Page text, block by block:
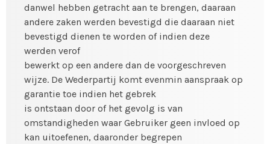
danwel hebben getracht aan te brengen, daaraan
andere zaken werden bevestigd die daaraan niet
bevestigd dienen te worden of indien deze
werden verof
bewerkt op een andere dan de voorgeschreven
wijze. De Wederpartij komt evenmin aanspraak op
garantie toe indien het gebrek
is ontstaan door of het gevolg is van
omstandigheden waar Gebruiker geen invloed op
kan uitoefenen, daaronder begrepen